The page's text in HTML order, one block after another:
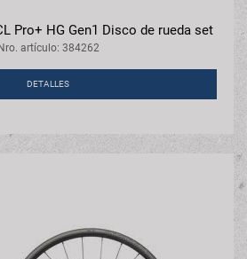
Pro+ HG Gen1 Disco de rueda set
Nro. artículo: 384262
DETALLES